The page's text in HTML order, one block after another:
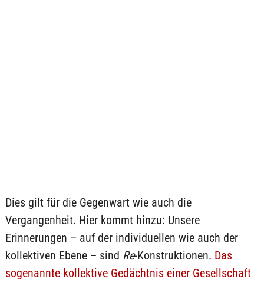
Dies gilt für die Gegenwart wie auch die
Vergangenheit. Hier kommt hinzu: Unsere
Erinnerungen – auf der individuellen wie auch der
kollektiven Ebene – sind Re-Konstruktionen. Das
sogenannte kollektive Gedächtnis einer Gesellschaft